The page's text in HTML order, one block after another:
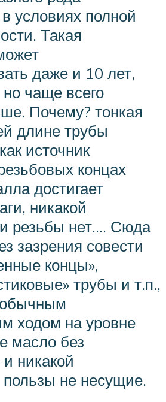
условиях полной
Такая
даже и 10 лет,
чаще всего
Почему? тонкая
длине трубы
источник
концах
достигает
никакой
резьбы нет…. Сюда
зазрения совести
концы»,
трубы и т.п.,
ходом на уровне
масло без
никакой
пользы не несущие.